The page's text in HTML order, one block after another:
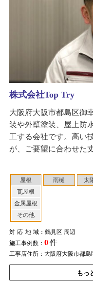
屋根
瓦屋根
金属屋根
その他
雨樋 太
対応地域：鶴見区 周辺
施工事例数： 0件
工事店住所：大阪府大阪市都島
もっ
株式会社Top Try
大阪府大阪市都島区御
装や外壁塗装、屋上防
工する会社です。高い
が、ご要望に合わせた